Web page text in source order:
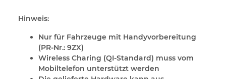
Hinweis:
Nur für Fahrzeuge mit Handyvorbereitung
(PR-Nr.: 9ZX)
Wireless Charing (QI-Standard) muss vom
Mobiltelefon unterstützt werden